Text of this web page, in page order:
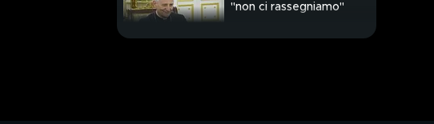
"non ci rassegniamo"